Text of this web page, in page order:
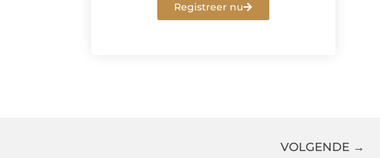
Registreer nu
VOLGENDE →